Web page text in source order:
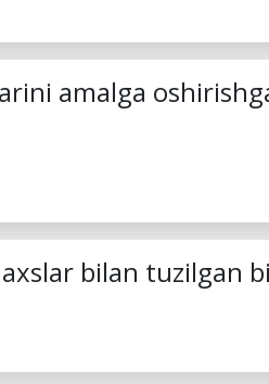
amalga
bilan tuzilgan